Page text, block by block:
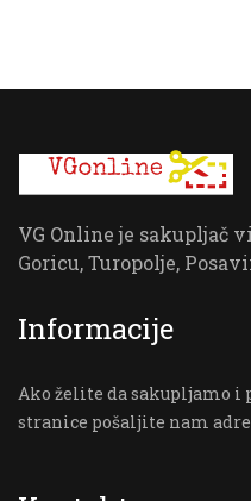
VG Online je sakupljač
Goricu, Turopolje,
Informacije
Ako želite da sakupljamo i
stranice pošaljite nam